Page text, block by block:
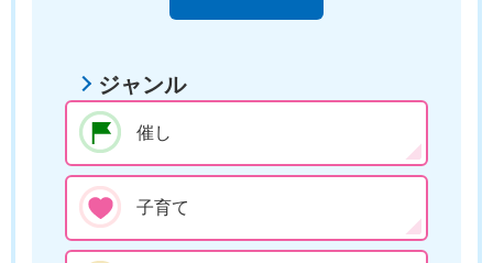
ジャンル
催し
子育て